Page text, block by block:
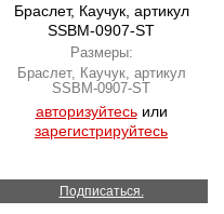
Браслет, Каучук, артикул
SSBM-0907-ST
Размеры:
Браслет, Каучук, артикул
SSBM-0907-ST
авторизуйтесьили
зарегистрируйтесь
Подписаться.